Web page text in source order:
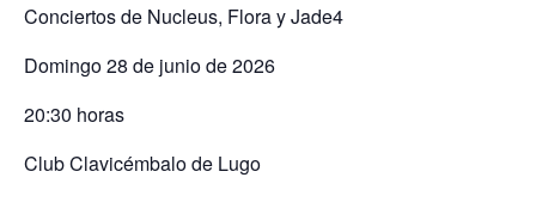
Conciertos de Nucleus, Flora y Jade4
Domingo 28 de junio de 2026
20:30 horas
Club Clavicémbalo de Lugo